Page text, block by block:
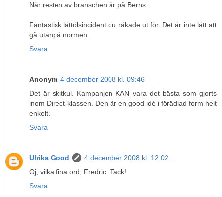
När resten av branschen är på Berns.
Fantastisk lättölsincident du råkade ut för. Det är inte lätt att
gå utanpå normen.
Svara
Anonym 4 december 2008 kl. 09:46
Det är skitkul. Kampanjen KAN vara det bästa som gjorts
inom Direct-klassen. Den är en good idé i förädlad form helt
enkelt.
Svara
Ulrika Good
4 december 2008 kl. 12:02
Oj, vilka fina ord, Fredric. Tack!
Svara